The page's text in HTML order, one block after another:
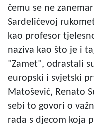
čemu se ne
Sardelićevoj
kao profesor
naziva kao što je i
"Zamet", odrastali
europski i svjetski
Matošević, Renato
sebi to govori o
rada s djecom koja